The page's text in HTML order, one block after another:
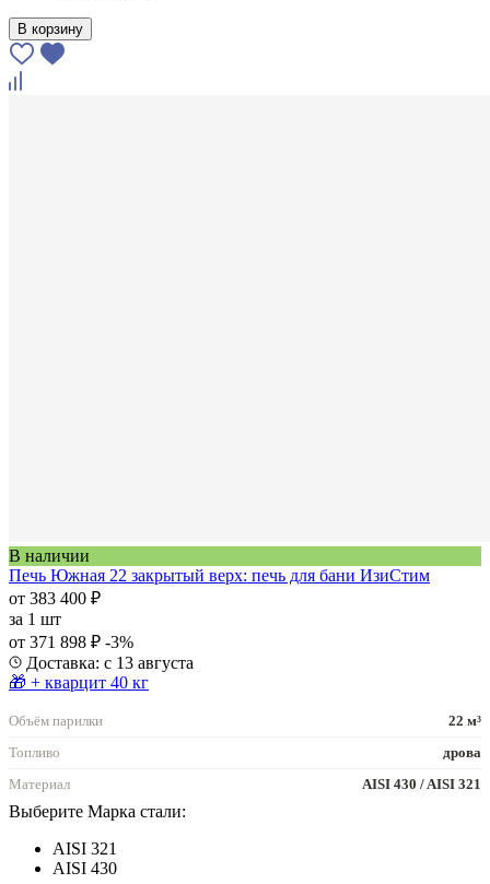
В корзину
В наличии
Печь Южная 22 закрытый верх: печь для бани ИзиСтим
от 383 400 ₽
за 1 шт
от 371 898 ₽ -3%
Доставка: с 13 августа
🎁 + кварцит 40 кг
Объём парилки
22 м³
Топливо
дрова
Материал
AISI 430 / AISI 321
Выберите Марка стали:
AISI 321
AISI 430